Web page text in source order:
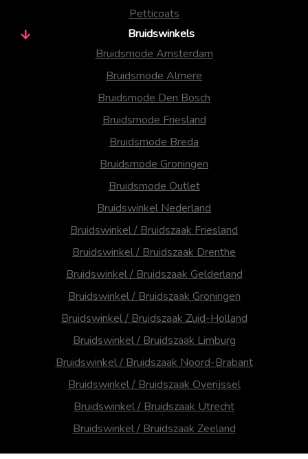
Petticoats
Bruidswinkels
Bruidsmode Amsterdam
Bruidsmode Almere
Bruidsmode Den Bosch
Bruidsmode Friesland
Bruidsmode Breda
Bruidsmode Groningen
Bruidsmode Outlet
Bruidswinkel Nederland
Bruidswinkel / Bruidszaak Friesland
Bruidswinkel / Bruidszaak Drenthe
Bruidswinkel / Bruidszaak Gelderland
Bruidswinkel / Bruidszaak Groningen
Bruidswinkel / Bruidszaak Zuid-Holland
Bruidswinkel / Bruidszaak Limburg
Bruidswinkel / Bruidszaak Noord-Brabant
Bruidswinkel / Bruidszaak Overijssel
Bruidswinkel / Bruidszaak Utrecht
Bruidswinkel / Bruidszaak Zeeland